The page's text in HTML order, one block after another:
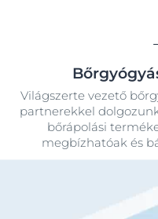
Világszerte vezető
partnerekkel
bőrápolási
megbízhatóak és